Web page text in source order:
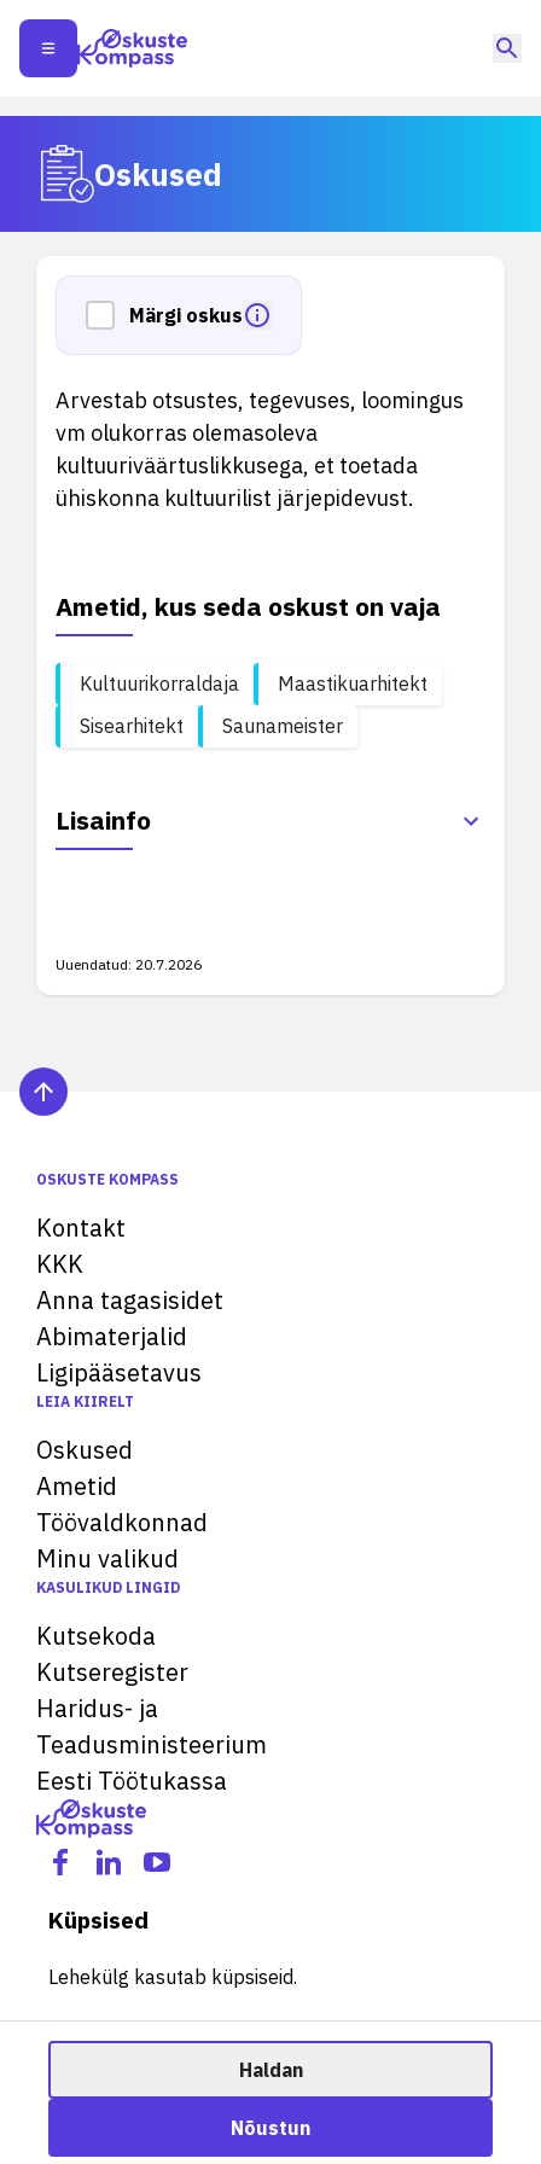
Oskused
Märgi oskus
Arvestab otsustes, tegevuses, loomingus
vm olukorras olemasoleva
kultuuriväärtuslikkusega, et toetada
ühiskonna kultuurilist järjepidevust.
Ametid, kus seda oskust on vaja
Kultuurikorraldaja
Maastikuarhitekt
Sisearhitekt
Saunameister
Lisainfo
Uuendatud: 20.7.2026
Ametisoovitaja
OSKUSTE KOMPASS
Kontakt
KKK
Anna tagasisidet
Abimaterjalid
Ligipääsetavus
LEIA KIIRELT
Oskused
Ametid
Töövaldkonnad
Minu valikud
KASULIKUD LINGID
Kutsekoda
Kutseregister
Haridus- ja
Teadusministeerium
Eesti Töötukassa
Küpsised
Lehekülg kasutab küpsiseid.
Haldan
Nõustun